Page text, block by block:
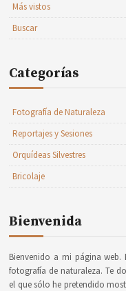
Más vistos
Buscar
Categorías
Fotografía de Naturaleza
Reportajes y Sesiones
Orquídeas Silvestres
Bricolaje
Bienvenida
Bienvenido a mi página web.
fotografía de naturaleza. Te
el que sólo he pretendido